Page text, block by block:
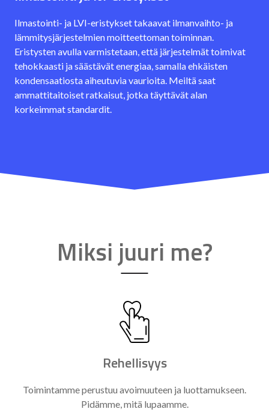
Ilmastointi- ja LVI-eristykset takaavat ilmanvaihto- ja
lämmitysjärjestelmien moitteettoman toiminnan.
Eristysten avulla varmistetaan, että järjestelmät toimivat
tehokkaasti ja säästävät energiaa, samalla ehkäisten
kondensaatiosta aiheutuvia vaurioita. Meiltä saat
ammattitaitoiset ratkaisut, jotka täyttävät alan
korkeimmat standardit.
Miksi juuri me?
Rehellisyys
Toimintamme perustuu avoimuuteen ja luottamukseen.
Pidämme, mitä lupaamme.